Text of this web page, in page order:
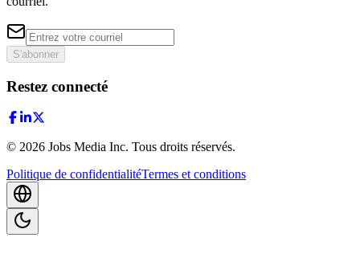
S'abonner
Restez connecté
© 2026 Jobs Media Inc. Tous droits réservés.
Politique de confidentialitéTermes et conditions